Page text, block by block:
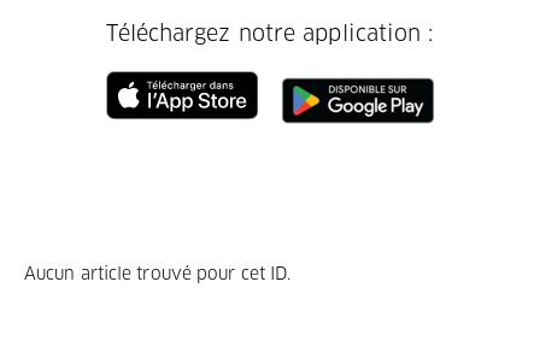
Téléchargez notre application :
Aucun article trouvé pour cet ID.